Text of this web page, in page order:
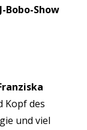
Bobo-Show
Kopf des
und viel